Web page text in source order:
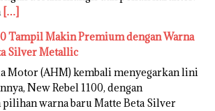
[…]
Tampil Makin Premium dengan Warna
Silver Metallic
Motor (AHM) kembali menyegarkan lini
New Rebel 1100, dengan
warna baru Matte Beta Silver